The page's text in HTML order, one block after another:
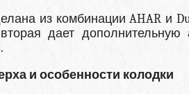
из комбинации AHAR и
дает
и особенности колодки